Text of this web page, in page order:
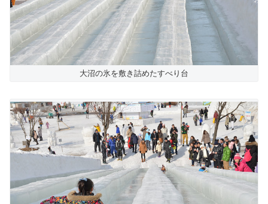
大沼の氷を敷き詰めたすべり台